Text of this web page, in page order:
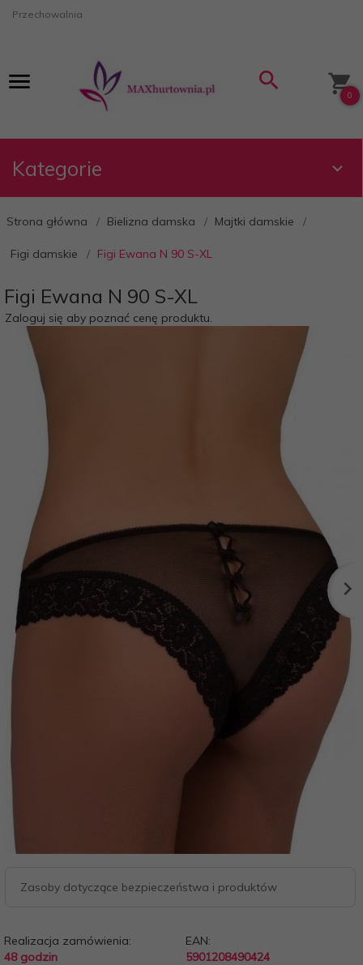
Przechowalnia
0
Kategorie
Strona główna Bielizna damska Majtki damskie
Figi damskie Figi Ewana N 90 S-XL
Figi Ewana N 90 S-XL
Zaloguj się aby poznać cenę produktu.
Zasoby dotyczące bezpieczeństwa i produktów
Realizacja zamówienia:
48 godzin
EAN:
5901208490424